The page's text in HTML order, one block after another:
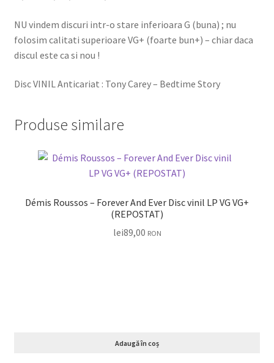
NU vindem discuri intr-o stare inferioara G (buna) ; nu
folosim calitati superioare VG+ (foarte bun+) – chiar daca
discul este ca si nou !
Disc VINIL Anticariat : Tony Carey – Bedtime Story
Produse similare
Démis Roussos – Forever And Ever Disc vinil LP VG VG+
(REPOSTAT)
lei89,00 RON
Adaugă în coș